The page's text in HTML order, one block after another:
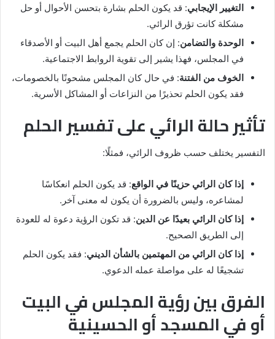
التغيير الإيجابي: قد يكون الحلم بشارة بتحسن الأحوال أو حل
مشكلة كانت تؤرق الرائي.
الوحدة والتضامن: إن كان الحلم يجمع أهل البيت أو الأصدقاء
في المجلس، فهذا يشير إلى تقوية الروابط الاجتماعية.
الخوف من الفتنة: في حال كان المجلس مشحونًا بالخصومات،
فقد يكون الحلم تحذيرًا من النزاعات أو المشاكل الأسرية.
تأثير حالة الرائي على تفسير الحلم
التفسير يختلف حسب ظروف الرائي، فمثلًا:
إذا كان الرائي حزينًا في الواقع: قد يكون الحلم انعكاسًا
لمشاعره، وليس بالضرورة أن يكون له معنى آخر.
إذا كان الرائي بعيدًا عن الدين: قد تكون الرؤية دعوة له للعودة
إلى الطريق الصحيح.
إذا كان الرائي من المهتمين بالشأن الديني: فقد يكون الحلم
تشجيعًا له على مواصلة عمله الدعوي.
الفرق بين رؤية المجلس في البيت
أو في المسجد أو الحسينية